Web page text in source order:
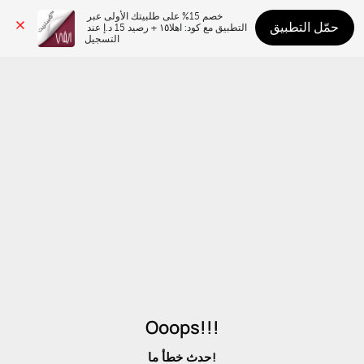
التسجيل
حمّل التطبيق
Ooops!!!
حدث خطأ ما!